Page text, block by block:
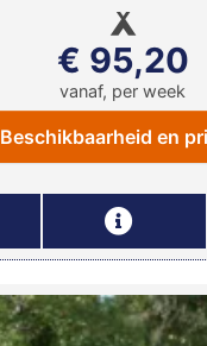
€ 95,20
vanaf, per week
Beschikbaarheid en